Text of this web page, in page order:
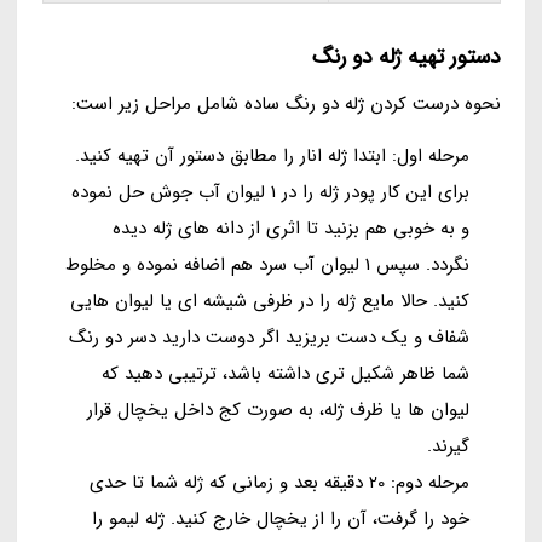
دستور تهیه ژله دو رنگ
نحوه درست کردن ژله دو رنگ ساده شامل مراحل زیر است:
مرحله اول: ابتدا ژله انار را مطابق دستور آن تهیه کنید.
برای این کار پودر ژله را در 1 لیوان آب جوش حل نموده
و به خوبی هم بزنید تا اثری از دانه های ژله دیده
نگردد. سپس 1 لیوان آب سرد هم اضافه نموده و مخلوط
کنید. حالا مایع ژله را در ظرفی شیشه ای یا لیوان هایی
شفاف و یک دست بریزید اگر دوست دارید دسر دو رنگ
شما ظاهر شکیل تری داشته باشد، ترتیبی دهید که
لیوان ها یا ظرف ژله، به صورت کج داخل یخچال قرار
گیرند.
مرحله دوم: 20 دقیقه بعد و زمانی که ژله شما تا حدی
خود را گرفت، آن را از یخچال خارج کنید. ژله لیمو را